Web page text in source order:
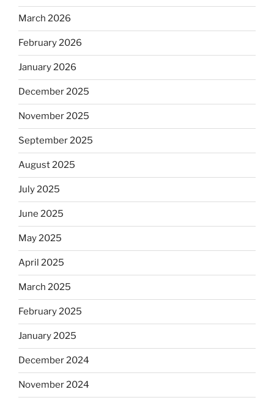
March 2026
February 2026
January 2026
December 2025
November 2025
September 2025
August 2025
July 2025
June 2025
May 2025
April 2025
March 2025
February 2025
January 2025
December 2024
November 2024